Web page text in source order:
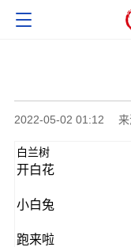
2022-05-02 01:12
白兰树
开白花
小白兔
跑来啦